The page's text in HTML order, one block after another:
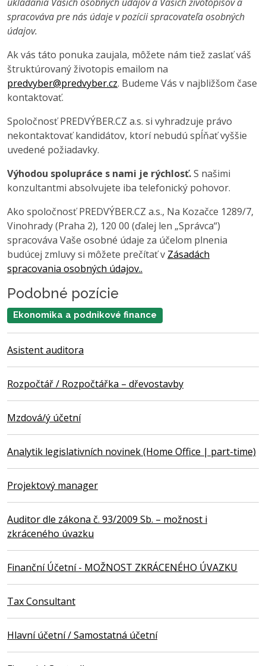
spracováva pre nás údaje v pozícii spracovateľa osobných
údajov.
Ak vás táto ponuka zaujala, môžete nám tiež zaslať váš
štruktúrovaný životopis emailom na
predvyber@predvyber.cz. Budeme Vás v najbližšom čase
kontaktovať.
Spoločnosť PREDVÝBER.CZ a.s. si vyhradzuje právo
nekontaktovať kandidátov, ktorí nebudú spĺňať vyššie
uvedené požiadavky.
Výhodou spolupráce s nami je rýchlosť.S našimi
konzultantmi absolvujete iba telefonický pohovor.
Ako spoločnosť PREDVÝBER.CZ a.s., Na Kozačce 1289/7,
Vinohrady (Praha 2), 120 00 (ďalej len „Správca“)
spracováva Vaše osobné údaje za účelom plnenia
budúcej zmluvy si môžete prečítať v Zásadách
spracovania osobných údajov..
Podobné pozície
Ekonomika a podnikové finance
Asistent auditora
Rozpočtář / Rozpočtářka – dřevostavby
Mzdová/ý účetní
Analytik legislativních novinek (Home Office | part-time)
Projektový manager
Auditor dle zákona č. 93/2009 Sb. – možnost i
zkráceného úvazku
Finanční Účetní - MOŽNOST ZKRÁCENÉHO ÚVAZKU
Tax Consultant
Hlavní účetní / Samostatná účetní